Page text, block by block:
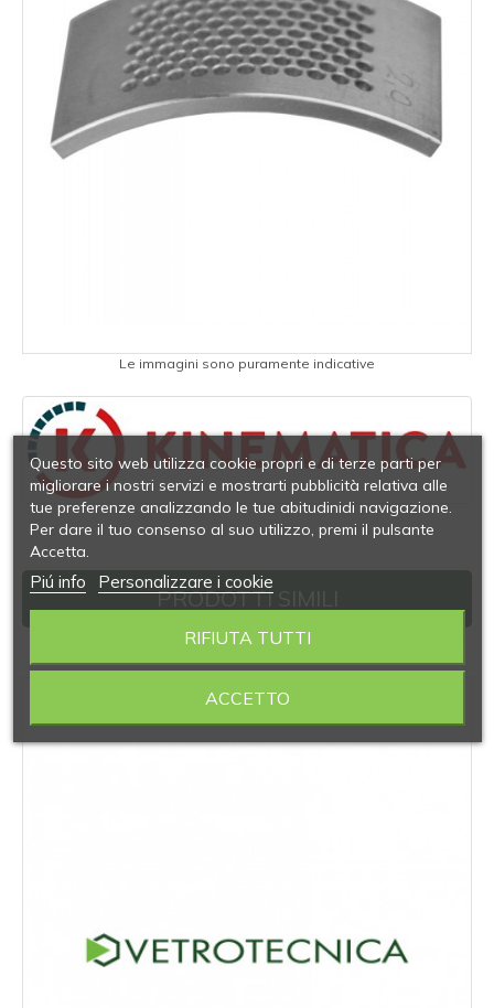
Le immagini sono puramente indicative
PRODOTTI SIMILI
‹ ›
Questo sito web utilizza cookie propri e di terze parti per
migliorare i nostri servizi e mostrarti pubblicità relativa alle
tue preferenze analizzando le tue abitudinidi navigazione.
Per dare il tuo consenso al suo utilizzo, premi il pulsante
Accetta.
Piú info Personalizzare i cookie
RIFIUTA TUTTI
ACCETTO